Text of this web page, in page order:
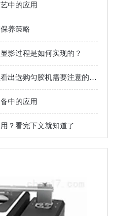
中的应用
养策略
影过程是如何实现的？
从其原理来说，我们可以看出选购匀胶机需要注意的几个细节
中的应用
？看完下文就知道了